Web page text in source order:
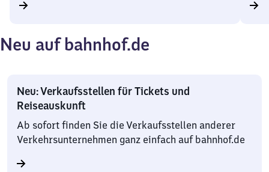
Neu auf bahnhof.de
Neu: Verkaufsstellen für Tickets und
Reiseauskunft
Ab sofort finden Sie die Verkaufsstellen anderer
Verkehrsunternehmen ganz einfach auf bahnhof.de